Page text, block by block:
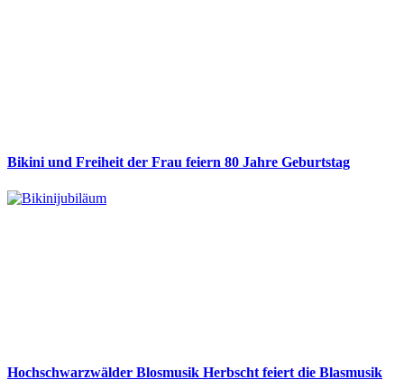
Bikini und Freiheit der Frau feiern 80 Jahre Geburtstag
Hochschwarzwälder Blosmusik Herbscht feiert die Blasmusik